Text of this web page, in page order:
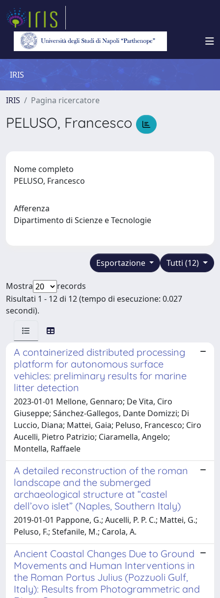
IRIS
IRIS Pagina ricercatore
PELUSO, Francesco
Nome completo
PELUSO, Francesco
Afferenza
Dipartimento di Scienze e Tecnologie
Tutti (12)
Esportazione
Mostra
records
Risultati 1 - 12 di 12 (tempo di esecuzione: 0.027
secondi).
A containerized distributed processing
platform for autonomous surface
vehicles: preliminary results for marine
litter detection
2023-01-01 Mellone, Gennaro; De Vita, Ciro
Giuseppe; Sánchez-Gallegos, Dante Domizzi; Di
Luccio, Diana; Mattei, Gaia; Peluso, Francesco; Ciro
Aucelli, Pietro Patrizio; Ciaramella, Angelo;
Montella, Raffaele
A detailed reconstruction of the roman
landscape and the submerged
archaeological structure at “castel
dell’ovo islet” (Naples, Southern Italy)
2019-01-01 Pappone, G.; Aucelli, P. P. C.; Mattei, G.;
Peluso, F.; Stefanile, M.; Carola, A.
Ancient Coastal Changes Due to Ground
Movements and Human Interventions in
the Roman Portus Julius (Pozzuoli Gulf,
Italy): Results from Photogrammetric and